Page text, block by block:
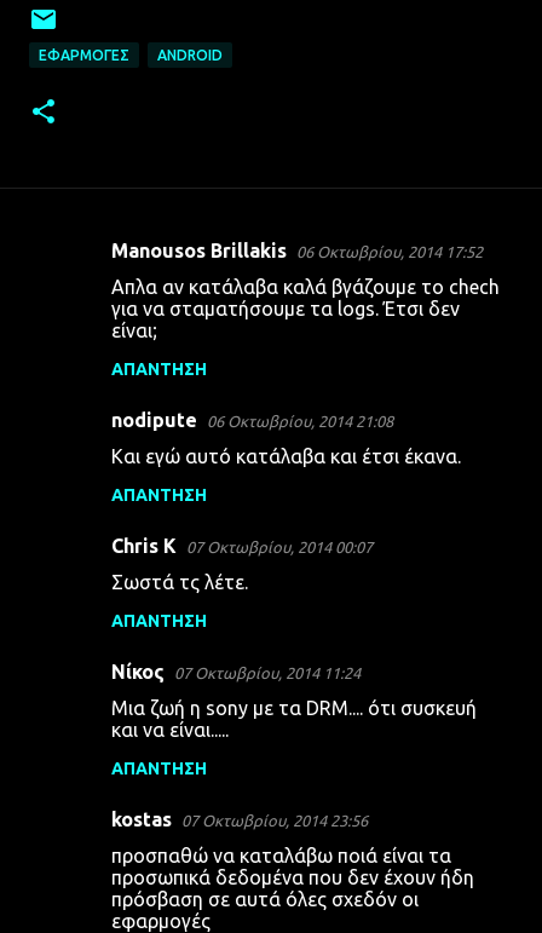
ΕΦΑΡΜΟΓΈΣ ANDROID
Manousos Brillakis 06 Οκτωβρίου, 2014 17:52
Απλα αν κατάλαβα καλά βγάζουμε το chech
για να σταματήσουμε τα logs. Έτσι δεν
είναι;
ΑΠΆΝΤΗΣΗ
nodipute 06 Οκτωβρίου, 2014 21:08
Και εγώ αυτό κατάλαβα και έτσι έκανα.
ΑΠΆΝΤΗΣΗ
Chris K 07 Οκτωβρίου, 2014 00:07
Σωστά τς λέτε.
ΑΠΆΝΤΗΣΗ
Νίκος 07 Οκτωβρίου, 2014 11:24
Μια ζωή η sony με τα DRM.... ότι συσκευή
και να είναι.....
ΑΠΆΝΤΗΣΗ
kostas 07 Οκτωβρίου, 2014 23:56
προσπαθώ να καταλάβω ποιά είναι τα
προσωπικά δεδομένα που δεν έχουν ήδη
πρόσβαση σε αυτά όλες σχεδόν οι
εφαρμογές